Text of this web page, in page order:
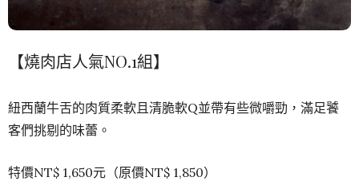
【燒肉店人氣NO.1組】
紐西蘭牛舌的肉質柔軟且清脆軟Q並帶有些微嚼勁，滿足饕
客們挑剔的味蕾。
特價NT$ 1,650元（原價NT$ 1,850）